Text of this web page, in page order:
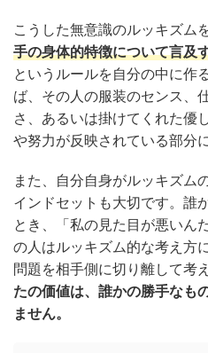
こうした無意識のルッキズム
手の身体的特徴について言及
というルールを自分の中に作
ば、その人の服装のセンス、
さ、あるいは掛けてくれた優
や努力が反映されている部分
また、自分自身がルッキズム
インドセットも大切です。誰
とき、「私の見た目が悪いん
の人はルッキズム的な考え方
問題を相手側に切り離して考
たの価値は、誰かの勝手なも
ません。